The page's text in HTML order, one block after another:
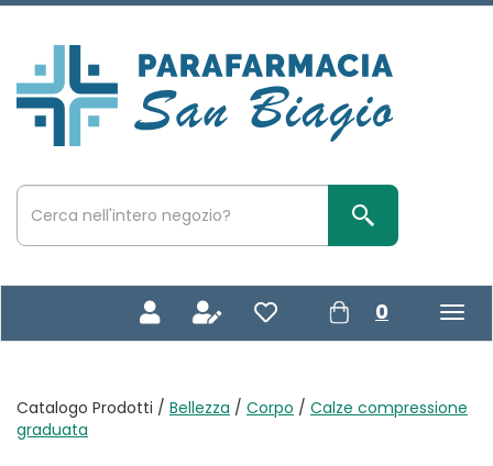
Passa
principale
San
Biagio
Cerca
Prodotto
Cerca Prodotto
0 prodotti
inseriti
Catalogo Prodotti / Bellezza / Corpo / Calze compressione
graduata